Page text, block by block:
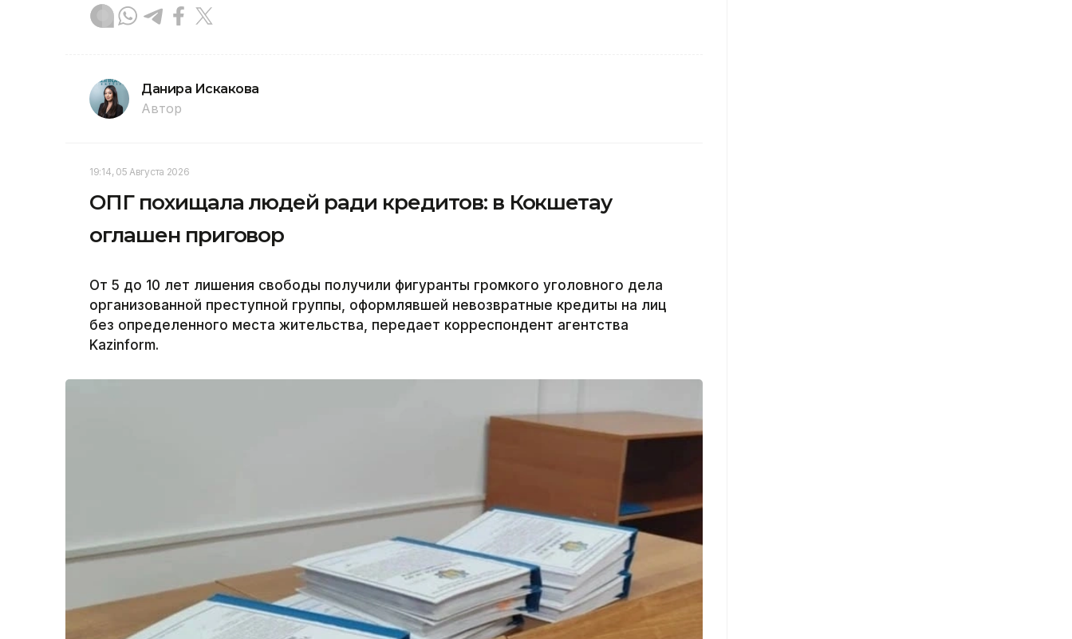
Данира Искакова
Автор
19:14, 05 Августа 2026
ОПГ похищала людей ради кредитов: в Кокшетау
оглашен приговор
От 5 до 10 лет лишения свободы получили фигуранты громкого уголовного дела
организованной преступной группы, оформлявшей невозвратные кредиты на лиц
без определенного места жительства, передает корреспондент агентства
Kazinform.